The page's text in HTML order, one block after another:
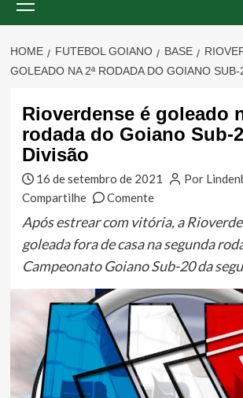
Menu
HOME FUTEBOL GOIANO BASE
GOLEADO NA 2ª RODADA DO GOIANO SUB-
Rioverdense é goleado
rodada do Goiano Sub-
Divisão
16 de setembro de 2021
Por
Compartilhe
Comente
Após estrear com vitória, a
goleada fora de casa na segunda
Campeonato Goiano Sub-20 da